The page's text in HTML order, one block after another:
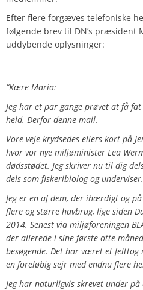
Efter flere forgæves telefoniske
følgende brev til DN’s præsident
uddybende oplysninger:
“Kære Maria:
Jeg har et par gange prøvet at få
held. Derfor denne mail.
Vore veje krydsedes ellers kort på
hvor vor nye miljøminister Lea
dødsstødet. Jeg skriver nu til dig
dels som fiskeribiolog og underviser.
Jeg er en af dem, der ihærdigt og
flere og større havbrug, lige siden
2014. Senest via miljøforeningen
der allerede i sine første otte
besøgende. Det har været et
en foreløbig sejr med endnu flere
Jeg har naturligvis skrevet under på